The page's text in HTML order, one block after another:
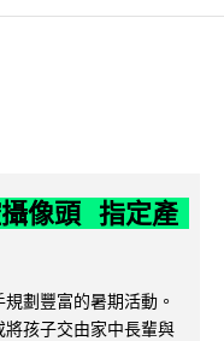
像頭 指定產
劃豐富的暑期活動。
孩子交由家中長輩與